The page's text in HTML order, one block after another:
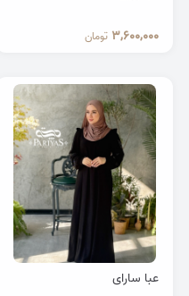
3,600,000 تومان
عبا سارای